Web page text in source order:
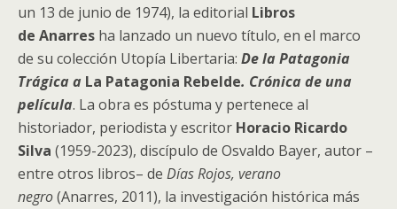
un 13 de junio de 1974), la editorial Libros
de Anarres ha lanzado un nuevo título, en el marco
de su colección Utopía Libertaria: De la Patagonia
Trágica a La Patagonia Rebelde. Crónica de una
película. La obra es póstuma y pertenece al
historiador, periodista y escritor Horacio Ricardo
Silva (1959-2023), discípulo de Osvaldo Bayer, autor –
entre otros libros– de Días Rojos, verano
negro(Anarres, 2011), la investigación histórica más